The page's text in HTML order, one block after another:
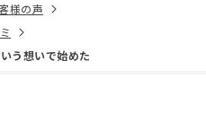
様の声
う想いで始めた